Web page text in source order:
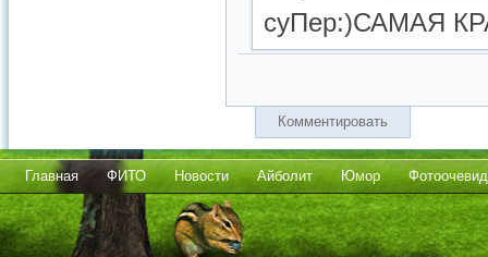
суПер:)САМАЯ
Комментировать
Главная ФИТО Новости Айболит Юмор